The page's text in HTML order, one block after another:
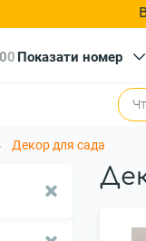
00 Показати номер
Декор для сада